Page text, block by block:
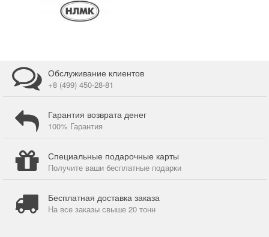
Обслуживание клиентов
+8 (499) 450-28-81
Гарантия возврата денег
100% Гарантия
Специальные подарочные карты
Получите ваши бесплатные подарки
Бесплатная доставка заказа
На все заказы свыше 20 тонн